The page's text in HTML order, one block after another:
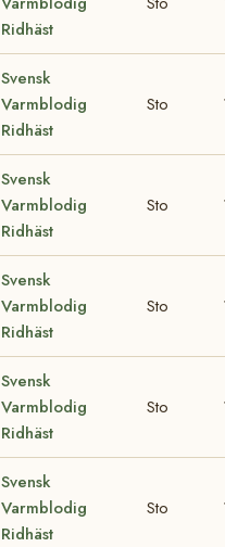
Ridhäst
Svensk
Varmblodig
Ridhäst
Sto
Svensk
Varmblodig
Ridhäst
Sto
Svensk
Varmblodig
Ridhäst
Sto
Svensk
Varmblodig
Ridhäst
Sto
Svensk
Varmblodig
Ridhäst
Sto